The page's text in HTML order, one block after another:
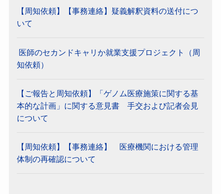
【周知依頼】【事務連絡】疑義解釈資料の送付につ
いて
医師のセカンドキャリか就業支援プロジェクト（周
知依頼）
【ご報告と周知依頼】「ゲノム医療施策に関する基
本的な計画」に関する意見書 手交および記者会見
について
【周知依頼】【事務連絡】 医療機関における管理
体制の再確認について